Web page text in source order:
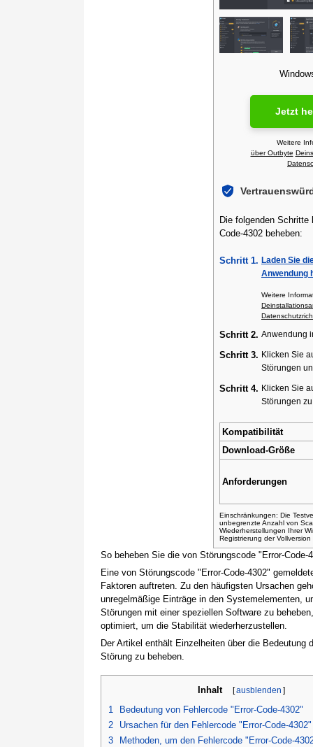
So beheben Sie die von Störungscode "Error-Code-
Eine von Störungscode "Error-Code-4302"
Faktoren auftreten. Zu den häufigsten Ursachen
unregelmäßige Einträge in den Systemelementen,
Störungen mit einer speziellen Software zu
optimiert, um die Stabilität wiederherzustellen.
Der Artikel enthält Einzelheiten über die
Störung zu beheben.
Inhalt [ausblenden ]
1
Bedeutung von Fehlercode "Error-Code-4302"
2
Ursachen für den Fehlercode "Error-Code-4302"
3
Methoden, um den Fehlercode "Error-Code-
Jetzt
Weitere
über Outbyte
Die folgenden Schritte
Code-4302 beheben:
Schritt 1. Laden Sie
Anwendung
Weitere
Schritt 2. Anwendung
Schritt 3. Klicken Sie
Störungen
Schritt 4. Klicken Sie
Störungen
Kompatibilität
Download-Größe
Anforderungen
Einschränkungen: Die
unbegrenzte Anzahl von
Wiederherstellungen Ihrer
Registrierung der